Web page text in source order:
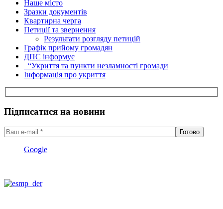
Наше місто
Зразки документів
Квартирна черга
Петиції та звернення
Результати розгляду петицій
Графік прийому громадян
ДПС інформує
“Укриття та пункти незламності громади
Інформація про укриття
Підписатися на новини
Google